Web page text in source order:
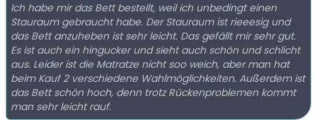
Ich habe mir das Bett bestellt, weil ich unbedingt einen
Stauraum gebraucht habe. Der Stauraum ist rieeesig und
das Bett anzuheben ist sehr leicht. Das gefällt mir sehr gut.
Es ist auch ein hingucker und sieht auch schön und schlicht
aus. Leider ist die Matratze nicht soo weich, aber man hat
beim Kauf 2 verschiedene Wahlmöglichkeiten. Außerdem ist
das Bett schön hoch, denn trotz Rückenproblemen kommt
man sehr leicht rauf.